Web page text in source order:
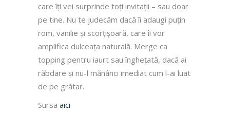
care îți vei surprinde toți invitații – sau doar
pe tine. Nu te judecăm dacă îi adaugi puțin
rom, vanilie și scorțișoară, care îi vor
amplifica dulceața naturală. Merge ca
topping pentru iaurt sau înghețată, dacă ai
răbdare și nu-l mănânci imediat cum l-ai luat
de pe grătar.
Sursa aici